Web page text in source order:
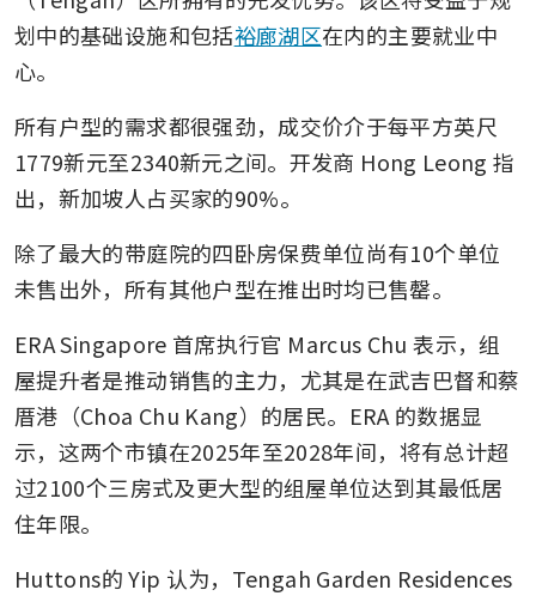
划中的基础设施和包括裕廊湖区在内的主要就业中
心。
所有户型的需求都很强劲，成交价介于每平方英尺
1779新元至2340新元之间。开发商 Hong Leong 指
出，新加坡人占买家的90%。
除了最大的带庭院的四卧房保费单位尚有10个单位
未售出外，所有其他户型在推出时均已售罄。
ERA Singapore 首席执行官 Marcus Chu 表示，组
屋提升者是推动销售的主力，尤其是在武吉巴督和蔡
厝港（Choa Chu Kang）的居民。ERA 的数据显
示，这两个市镇在2025年至2028年间，将有总计超
过2100个三房式及更大型的组屋单位达到其最低居
住年限。
Huttons的 Yip 认为，Tengah Garden Residences